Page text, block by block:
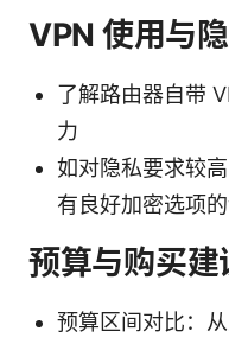
VPN 使用与
了解路由器自带
力
如对隐私要求较
有良好加密选项
预算与购买建
预算区间对比：